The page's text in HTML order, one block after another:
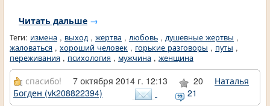
Читать дальше →
Теги: измена , выход , жертва , любовь , душевные жертвы ,
жаловаться , хороший человек , горькие разговоры , путы ,
переживания , психология , мужчина , женщина
спасибо! 7 октября 2014 г. 12:13 20
Наталья
Богден (vk208822394)
21